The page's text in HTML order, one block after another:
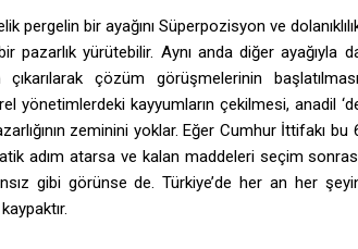
pergelin bir ayağını Süperpozisyon ve
pazarlık yürütebilir. Aynı anda diğer ayağıyla
çözüm görüşmelerinin
yönetimlerdeki kayyumların çekilmesi, anadil
zeminini yoklar. Eğer Cumhur İttifakı bu
adım atarsa ve kalan maddeleri seçim
gibi görünse de. Türkiye’de her an her